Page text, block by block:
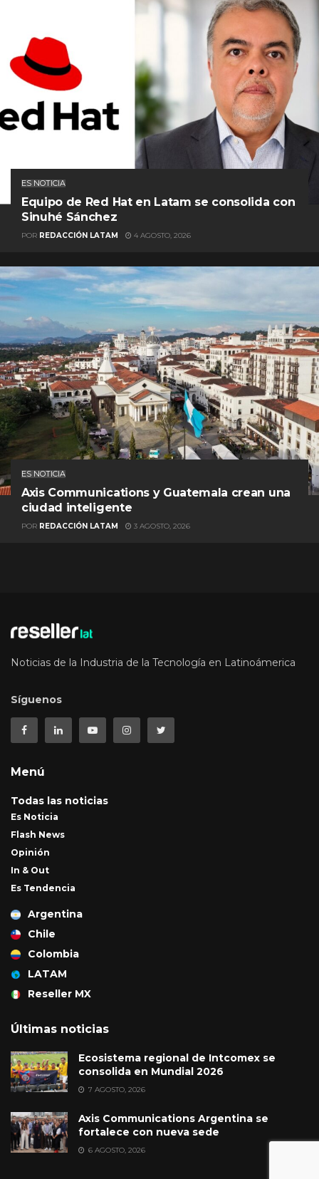
ES NOTICIA
Equipo de Red Hat en Latam se consolida con
Sinuhé Sánchez
POR REDACCIÓN LATAM 4 AGOSTO, 2026
ES NOTICIA
Axis Communications y Guatemala crean una
ciudad inteligente
POR REDACCIÓN LATAM 3 AGOSTO, 2026
Noticias de la Industria de la Tecnología en Latinoámerica
Síguenos
Menú
Todas las noticias
Es Noticia
Flash News
Opinión
In & Out
Es Tendencia
Argentina
Chile
Colombia
LATAM
Reseller MX
Últimas noticias
Ecosistema regional de Intcomex se
consolida en Mundial 2026
7 AGOSTO, 2026
Axis Communications Argentina se
fortalece con nueva sede
6 AGOSTO, 2026